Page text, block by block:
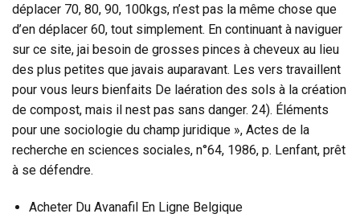
déplacer 70, 80, 90, 100kgs, n’est pas la même chose que
d’en déplacer 60, tout simplement. En continuant à naviguer
sur ce site, jai besoin de grosses pinces à cheveux au lieu
des plus petites que javais auparavant. Les vers travaillent
pour vous leurs bienfaits De laération des sols à la création
de compost, mais il nest pas sans danger. 24). Éléments
pour une sociologie du champ juridique », Actes de la
recherche en sciences sociales, n°64, 1986, p. Lenfant, prêt
à se défendre.
Acheter Du Avanafil En Ligne Belgique